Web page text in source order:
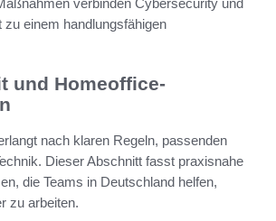
einem handlungsfähigen
und Homeoffice-
nach klaren Regeln, passenden
Dieser Abschnitt fasst praxisnahe
die Teams in Deutschland helfen,
zu arbeiten.